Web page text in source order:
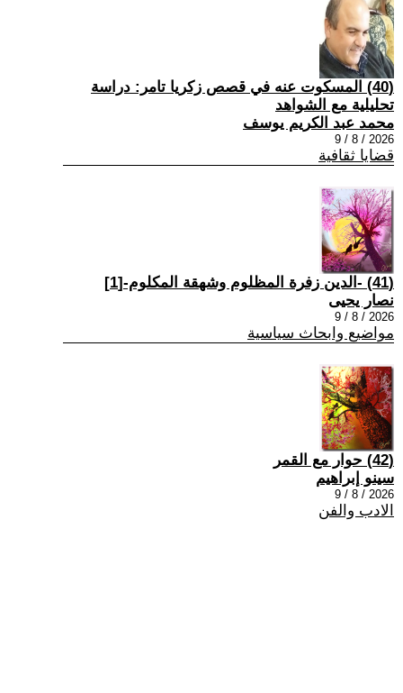
(40) المسكوت عنه في قصص زكريا تامر: دراسة
تحليلية مع الشواهد
محمد عبد الكريم يوسف
2026 / 8 / 9
قضايا ثقافية
(41) -الدين زفرة المظلوم وشهقة المكلوم-[1]
نصار يحيى
2026 / 8 / 9
مواضيع وابحاث سياسية
(42) حوار مع القمر
سينو إبراهيم
2026 / 8 / 9
الادب والفن